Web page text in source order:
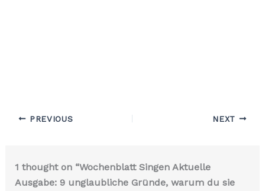
PREVIOUS NEXT
1 thought on “Wochenblatt Singen Aktuelle
Ausgabe: 9 unglaubliche Gründe, warum du sie